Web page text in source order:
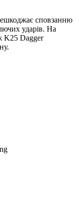
сповзанню
ударів. На
K25 Dagger